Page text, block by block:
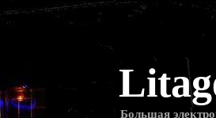
Большая